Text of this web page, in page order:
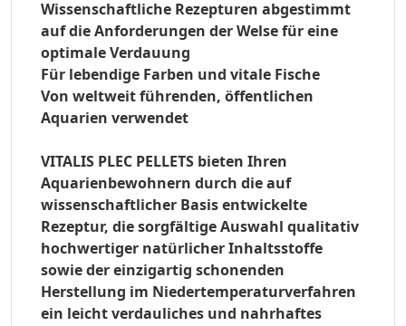
Wissenschaftliche Rezepturen abgestimmt
auf die Anforderungen der Welse für eine
optimale Verdauung
Für lebendige Farben und vitale Fische
Von weltweit führenden, öffentlichen
Aquarien verwendet
VITALIS PLEC PELLETS bieten Ihren
Aquarienbewohnern durch die auf
wissenschaftlicher Basis entwickelte
Rezeptur, die sorgfältige Auswahl qualitativ
hochwertiger natürlicher Inhaltsstoffe
sowie der einzigartig schonenden
Herstellung im Niedertemperaturverfahren
ein leicht verdauliches und nahrhaftes